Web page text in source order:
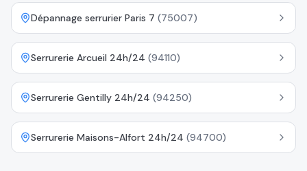
Dépannage serrurier Paris 7 (75007)
Serrurerie Arcueil 24h/24 (94110)
Serrurerie Gentilly 24h/24 (94250)
Serrurerie Maisons-Alfort 24h/24 (94700)